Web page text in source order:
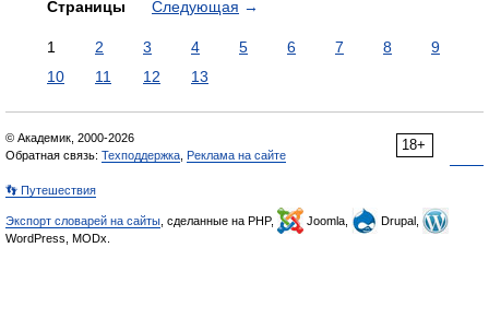
Страницы Следующая →
1 2 3 4 5 6 7 8
9
10
11 12 13
18+
© Академик, 2000-2026
Обратная связь: Техподдержка Реклама на сайте
👣 Путешествия
Экспорт словарей на сайты , сделанные на PHP, Joomla,
Drupal,
WordPress, MODx.